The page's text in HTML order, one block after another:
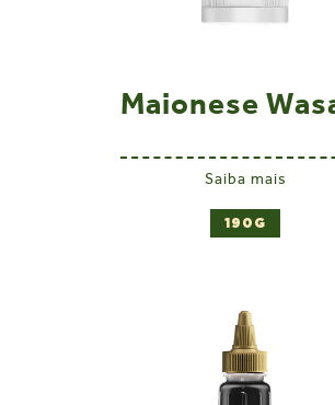
Maionese
Saiba mais
190G